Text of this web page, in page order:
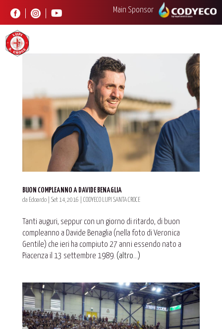
   Main Sponsor
BUON COMPLEANNO A DAVIDE BENAGLIA
da Edoardo| Set 14, 2016 CODYECO LUPI SANTA CROCE
Tanti auguri, seppur con un giorno di ritardo, di buon
compleanno a Davide Benaglia (nella foto di Veronica
Gentile) che ieri ha compiuto 27 anni essendo nato a
Piacenza il 13 settembre 1989. (altro…)